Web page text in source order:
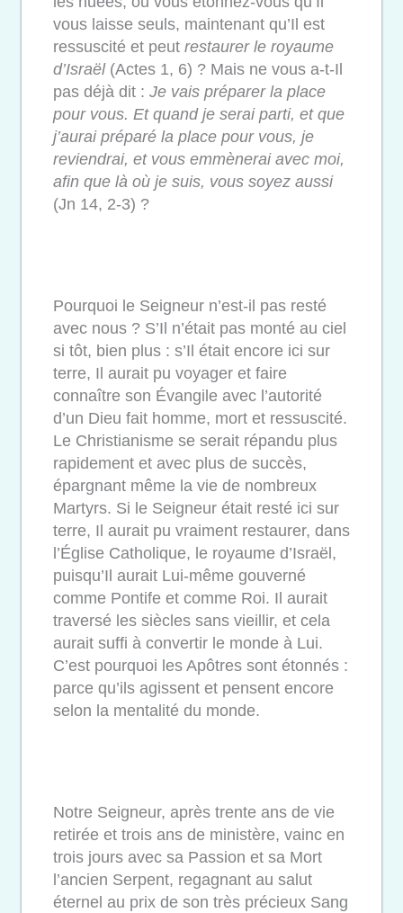
vous laisse seuls, maintenant qu’Il est
ressuscité et peut restaurer le royaume
d’Israël (Actes 1, 6) ? Mais ne vous a-t-Il
pas déjà dit : Je vais préparer la place
pour vous. Et quand je serai parti, et que
j’aurai préparé la place pour vous, je
reviendrai, et vous emmènerai avec moi,
afin que là où je suis, vous soyez aussi
(Jn 14, 2-3) ?
Pourquoi le Seigneur n’est-il pas resté
avec nous ? S’Il n’était pas monté au ciel
si tôt, bien plus : s’Il était encore ici sur
terre, Il aurait pu voyager et faire
connaître son Évangile avec l’autorité
d’un Dieu fait homme, mort et ressuscité.
Le Christianisme se serait répandu plus
rapidement et avec plus de succès,
épargnant même la vie de nombreux
Martyrs. Si le Seigneur était resté ici sur
terre, Il aurait pu vraiment restaurer, dans
l’Église Catholique, le royaume d’Israël,
puisqu’Il aurait Lui-même gouverné
comme Pontife et comme Roi. Il aurait
traversé les siècles sans vieillir, et cela
aurait suffi à convertir le monde à Lui.
C’est pourquoi les Apôtres sont étonnés :
parce qu’ils agissent et pensent encore
selon la mentalité du monde.
Notre Seigneur, après trente ans de vie
retirée et trois ans de ministère, vainc en
trois jours avec sa Passion et sa Mort
l’ancien Serpent, regagnant au salut
éternel au prix de son très précieux Sang